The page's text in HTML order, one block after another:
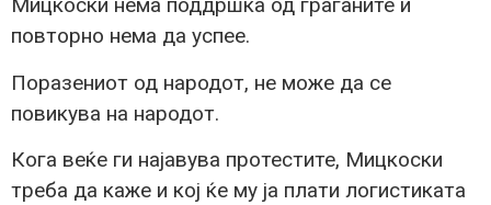
Мицкоски нема поддршка од граѓаните и
повторно нема да успее.
Поразениот од народот, не може да се
повикува на народот.
Кога веќе ги најавува протестите, Мицкоски
треба да каже и кој ќе му ја плати логистиката